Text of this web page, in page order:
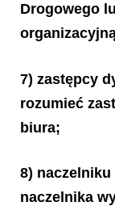
Drogowego
7) zastępcy
rozumieć
biura;
8)
naczelnika